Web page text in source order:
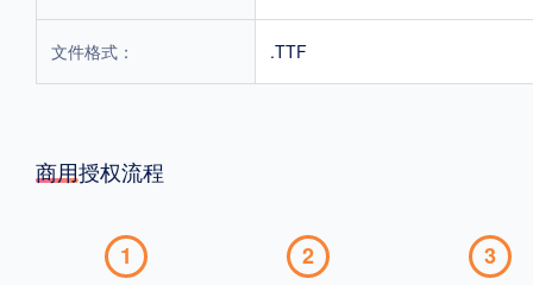
文件格式： .TTF
商用授权流程
1 2 3